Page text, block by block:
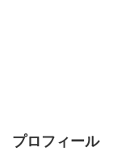
プロフィール